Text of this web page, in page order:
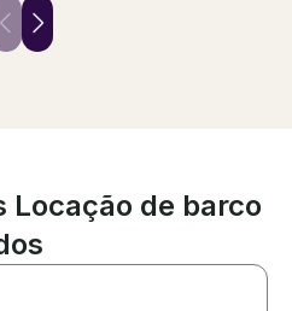
and
complaints!
hours!! We
Locação de barco